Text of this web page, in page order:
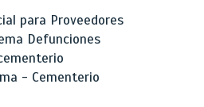
para Proveedores
Defunciones
- Cementerio